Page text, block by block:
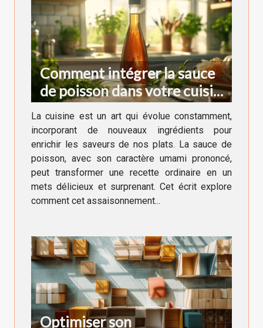
Comment intégrer la sauce
de poisson dans votre cuisine
quotidienne
La cuisine est un art qui évolue constamment,
incorporant de nouveaux ingrédients pour
enrichir les saveurs de nos plats. La sauce de
poisson, avec son caractère umami prononcé,
peut transformer une recette ordinaire en un
mets délicieux et surprenant. Cet écrit explore
comment cet assaisonnement...
Optimiser son